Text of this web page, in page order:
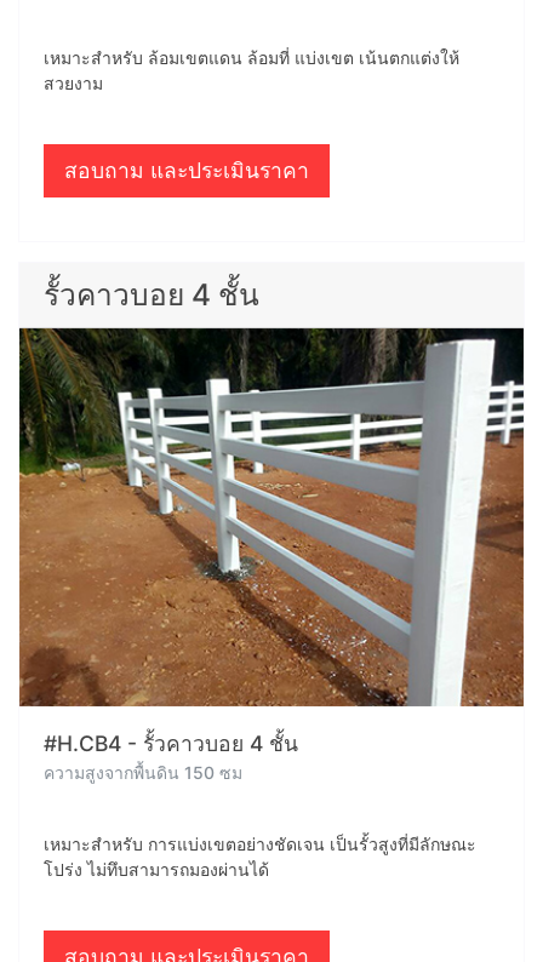
เหมาะสำหรับ ล้อมเขตแดน ล้อมที่ แบ่งเขต เน้นตกแต่งให้
สวยงาม
สอบถาม และประเมินราคา
รั้วคาวบอย 4 ชั้น
#H.CB4 - รั้วคาวบอย 4 ชั้น
ความสูงจากพื้นดิน 150 ซม
เหมาะสำหรับ การแบ่งเขตอย่างชัดเจน เป็นรั้วสูงที่มีลักษณะ
โปร่ง ไม่ทึบสามารถมองผ่านได้
สอบถาม และประเมินราคา